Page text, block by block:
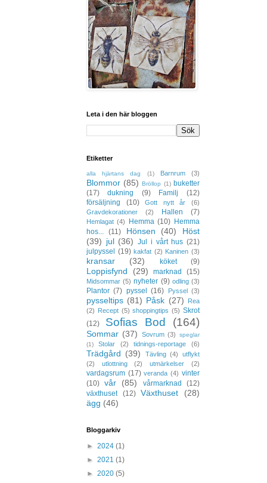
Leta i den här bloggen
Etiketter
alla hjärtans dag (1) Barnrum (3)
Blommor (85) Bröllop (1) buketter
(17)
dukning (9) Familj
(12)
försäljning
(10) Gott nytt år
(6)
Gravdekorationer
(2) Hallen (7)
Hemlagat (4) Hemma (10) Hemma
hos...
(11) Hönsen (40)
Höst
(39) jul (36) Jul i vårt hus (21)
julpyssel
(19) kakfat (2) Kaninen (3)
kransar (32) köket (9)
Loppisfynd (29) marknad (15)
Midsommar (5) nyheter (9) odling (3)
Plantor (7) pyssel (16) Pyssel (3)
pysseltips (81) Påsk (27)
Rea
(2) Recept (5) shoppingtips (5) Skrot
(12)
Sofias Bod (164)
Sommar (37) Sovrum (3)
speglar
(1)
Stolar (2) tidnings-reportage (6)
Trädgård (39) Tävling (4)
utflykt
(2)
utlottning (2) utmärkelser (2)
vardagsrum (17) veranda (4) vinter
(10) vår (85) vårmarknad
(12)
växthuset
(12) Växthuset
(28)
ägg (46)
Bloggarkiv
► 2024 (1)
► 2021 (1)
► 2020 (5)